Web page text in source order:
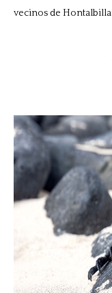
vecinos de Hontalbilla